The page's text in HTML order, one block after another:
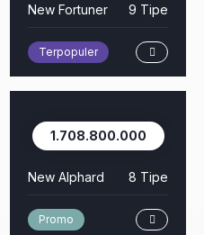
New Fortuner 9 Tipe
Terpopuler
1.708.800.000
New Alphard 8 Tipe
Promo